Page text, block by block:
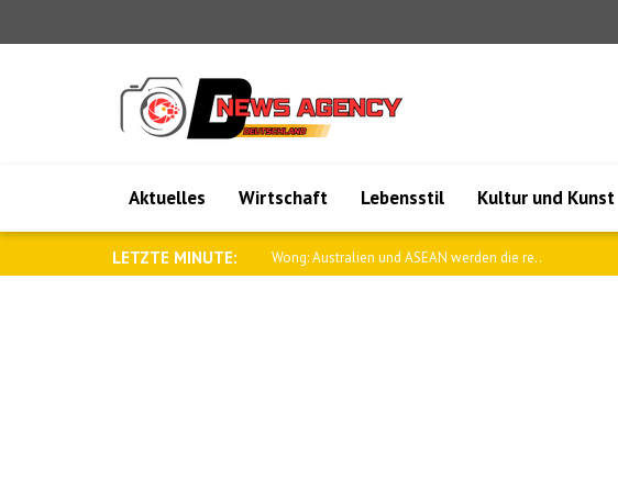
Aktuelles Wirtschaft Lebensstil Kultur und Kunst
LETZTE MINUTE: Wong: Australien und ASEAN werden die re..